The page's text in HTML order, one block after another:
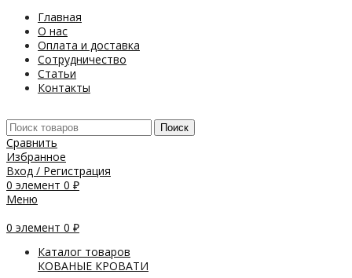
Главная
О нас
Оплата и доставка
Сотрудничество
Статьи
Контакты
Поиск
Сравнить
Избранное
Вход / Регистрация
0 элемент 0 ₽
Меню
0 элемент 0 ₽
Каталог товаров
КОВАНЫЕ КРОВАТИ